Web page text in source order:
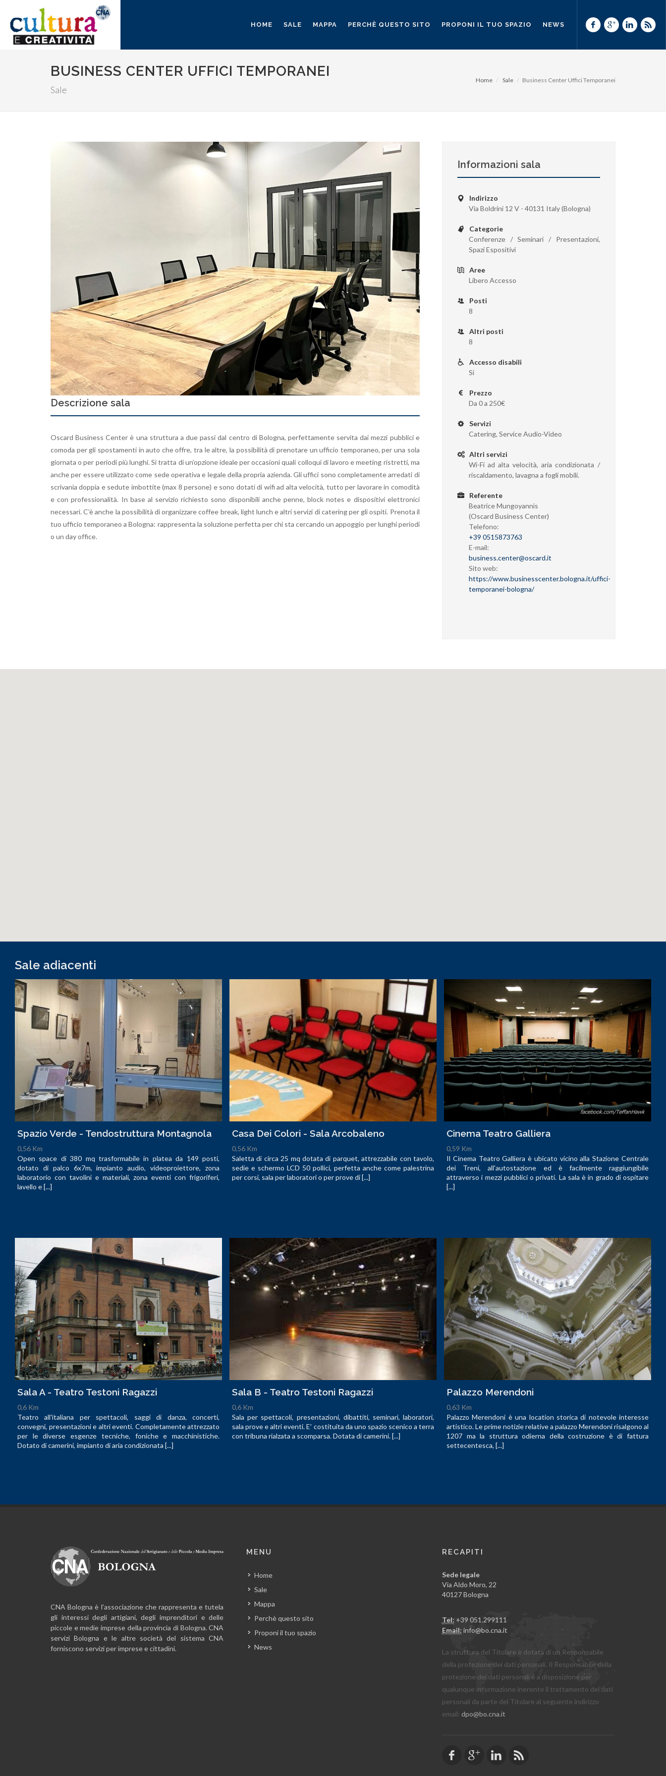
HOME SALE MAPPA PERCHÈ QUESTO SITO PROPONI IL TUO SPAZIO NEWS
BUSINESS CENTER UFFICI TEMPORANEI
Sale
Home Sale Business Center Uffici Temporanei
Descrizione sala
Oscard Business Center è una struttura a due passi dal centro di Bologna, perfettamente servita dai mezzi pubblici e
comoda per gli spostamenti in auto che offre, tra le altre, la possibilità di prenotare un ufficio temporaneo, per una sola
giornata o per periodi più lunghi. Si tratta di un’opzione ideale per occasioni quali colloqui di lavoro e meeting ristretti, ma
anche per essere utilizzato come sede operativa e legale della propria azienda. Gli uffici sono completamente arredati di
scrivania doppia e sedute imbottite (max 8 persone) e sono dotati di wifi ad alta velocità, tutto per lavorare in comodità
e con professionalità. In base al servizio richiesto sono disponibili anche penne, block notes e dispositivi elettronici
necessari. C’è anche la possibilità di organizzare coffee break, light lunch e altri servizi di catering per gli ospiti. Prenota il
tuo ufficio temporaneo a Bologna: rappresenta la soluzione perfetta per chi sta cercando un appoggio per lunghi periodi
o un day office.
Informazioni sala
Indirizzo
Via Boldrini 12 V - 40131 Italy (Bologna)
Categorie
Conferenze / Seminari / Presentazioni,
Spazi Espositivi
Aree
Libero Accesso
Posti
8
Altri posti
8
Accesso disabili
Si
Prezzo
Da 0 a 250€
Servizi
Catering, Service Audio-Video
Altri servizi
Wi-Fi ad alta velocità, aria condizionata /
riscaldamento, lavagna a fogli mobili.
Referente
Beatrice Mungoyannis
(Oscard Business Center)
Telefono:
+39 0515873763
E-mail:
business.center@oscard.it
Sito web:
https://www.businesscenter.bologna.it/uffici-
temporanei-bologna/
Sale adiacenti
Spazio Verde - Tendostruttura Montagnola
0,56 Km
Open space di 380 mq trasformabile in platea da 149 posti,
dotato di palco 6x7m, impianto audio, videoproiettore, zona
laboratorio con tavolini e materiali, zona eventi con frigoriferi,
lavello e [...]
Casa Dei Colori - Sala Arcobaleno
0,56 Km
Saletta di circa 25 mq dotata di parquet, attrezzabile con tavolo,
sedie e schermo LCD 50 pollici, perfetta anche come palestrina
per corsi, sala per laboratori o per prove di [...]
Cinema Teatro Galliera
0,59 Km
Il Cinema Teatro Galliera è ubicato vicino alla Stazione Centrale
dei Treni, all'autostazione ed è facilmente raggiungibile
attraverso i mezzi pubblici o privati. La sala è in grado di ospitare
[...]
Sala A - Teatro Testoni Ragazzi
0,6 Km
Teatro all'italiana per spettacoli, saggi di danza, concerti,
convegni, presentazioni e altri eventi. Completamente attrezzato
per le diverse esgenze tecniche, foniche e macchinistiche.
Dotato di camerini, impianto di aria condizionata [...]
Sala B - Teatro Testoni Ragazzi
0,6 Km
Sala per spettacoli, presentazioni, dibattiti, seminari, laboratori,
sala prove e altri eventi. E' costituita da uno spazio scenico a terra
con tribuna rialzata a scomparsa. Dotata di camerini. [...]
Palazzo Merendoni
0,63 Km
Palazzo Merendoni è una location storica di notevole interesse
artistico. Le prime notizie relative a palazzo Merendoni risalgono al
1207 ma la struttura odierna della costruzione è di fattura
settecentesca, [...]
CNA Bologna è l’associazione che rappresenta e tutela
gli interessi degli artigiani, degli imprenditori e delle
piccole e medie imprese della provincia di Bologna. CNA
servizi Bologna e le altre società del sistema CNA
forniscono servizi per imprese e cittadini.
MENU
Home
Sale
Mappa
Perchè questo sito
Proponi il tuo spazio
News
RECAPITI
Sede legale
Via Aldo Moro, 22
40127 Bologna
Tel: +39 051.299111
Email: info@bo.cna.it
La struttura del Titolare è dotata di un Responsabile
della protezione dei dati personali. Il Responsabile della
protezione dei dati personali è a disposizione per
qualunque informazione inerente il trattamento dei dati
personali da parte del Titolare al seguente indirizzo
email: dpo@bo.cna.it